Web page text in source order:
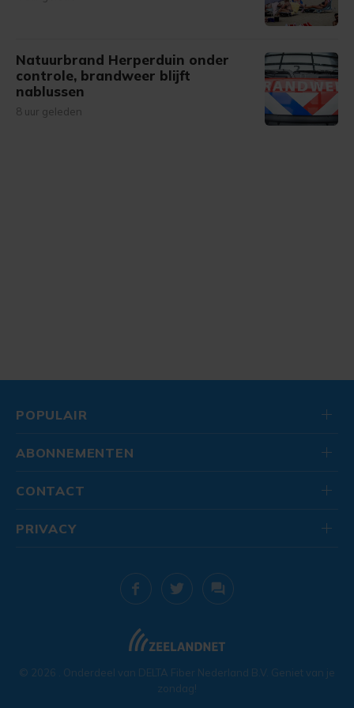
Natuurbrand Herperduin onder
controle, brandweer blijft
nablussen
8 uur geleden
POPULAIR
ABONNEMENTEN
CONTACT
© 2026 . Onderdeel van DELTA Fiber Nederland B.V. Geniet van je
zondag!
PRIVACY